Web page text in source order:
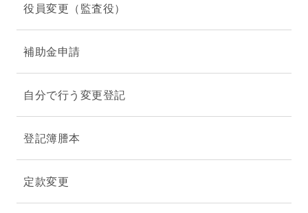
役員変更（監査役）
補助金申請
自分で行う変更登記
登記簿謄本
定款変更